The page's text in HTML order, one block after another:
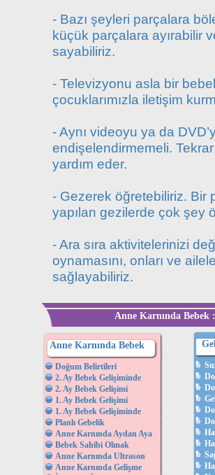
- Bazı şeyleri parçalara
küçük parçalara ayırabilir
sayabiliriz.
- Televizyonu asla bir
çocuklarımızla iletişim
- Aynı videoyu ya da
endişelendirmemeli.
yardım eder.
- Gezerek öğretebiliriz. Bir
yapılan gezilerde çok şey
- Ara sıra aktivitelerinizi
oynamasını, onları ve
sağlayabiliriz.
Anne Karnında Bebek
Anne Karnında Bebek
Doğum Belirtileri
2. Ay Bebek Gelişiminde
2. Ay Bebek Gelişimi
1. Ay Bebek Gelişimi
1. Ay Bebek Gelişiminde
Planlı Gebelik
Anne Karnında Aydan Aya
Bebek Sahibi Olmak
Anne Karnında Ultrason
Anne Karnında Gelişme